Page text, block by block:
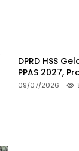
DPRD HSS
PPAS 2027,
Tembus
09/07/2026